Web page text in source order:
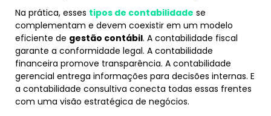
Na prática, esses tipos de contabilidade se
complementam e devem coexistir em um modelo
eficiente de gestão contábil. A contabilidade fiscal
garante a conformidade legal. A contabilidade
financeira promove transparência. A contabilidade
gerencial entrega informações para decisões internas. E
a contabilidade consultiva conecta todas essas frentes
com uma visão estratégica de negócios.